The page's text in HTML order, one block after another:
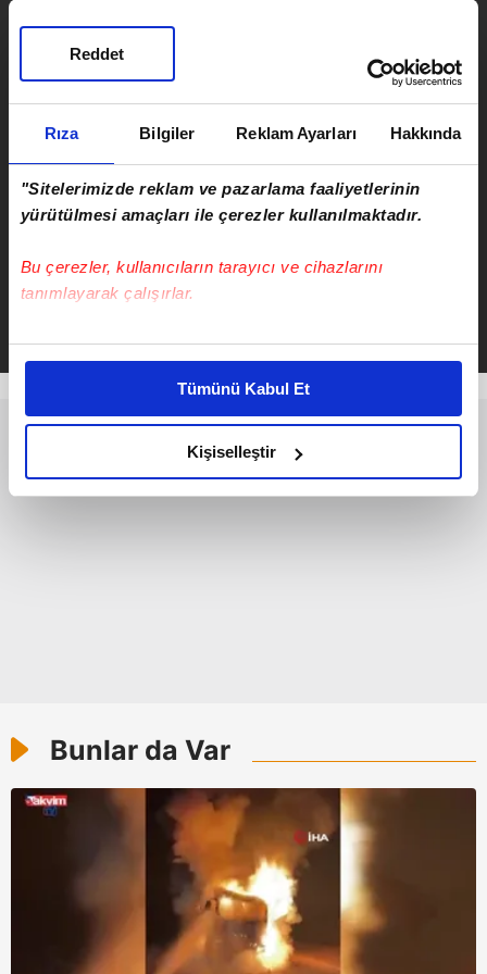
Rıza Bilgiler Reklam Ayarları Hakkında
"Sitelerimizde reklam ve pazarlama faaliyetlerinin
yürütülmesi amaçları ile çerezler kullanılmaktadır.
Bu çerezler, kullanıcıların tarayıcı ve cihazlarını
tanımlayarak çalışırlar.
Bu çerezlere izin vermeniz halinde sizlere özel
daha iyi reklam deneyimi yaşatabiliriz. Bunu yaparken
amacımızın size daha iyi bir reklam deneyimi sunmak
olduğunu ve sizlere en iyi içerikleri sunabilmek adına
elimizden gelen çabayı gösterdiğimizi ve bu noktada,
reklamların maliyetlerimizi karşılamak noktasında tek gelir
kullanılmaktadır. Bu çerezler vasıtasıyla çeşitli kişisel
verileriniz işlenmekte olup gerekli olan çerezler bilgi
toplumu hizmetlerinin sunulması amacıyla
kullanılmaktadır. Diğer çerezler, sitemizin daha işlevsel
kılınması ve kişiselleştirilmesi ve sizlere yönelik
reklam/pazarlama faaliyetlerinin yapılması, amaçlarıyla
sınırlı olarak açık rızanız dahilinde kullanılacaktır.
Çerezlere ilişkin tercihlerinizi aşağıda yer alan panel
Tümünü Kabul Et
Kişiselleştir
Reddet
Serkan Cortaoğlu
Bunlar da Var